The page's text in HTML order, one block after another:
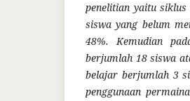
penelitian yaitu
siswa yang belum
48%. Kemudian
berjumlah 18 siswa
belajar berjumlah 3
penggunaan